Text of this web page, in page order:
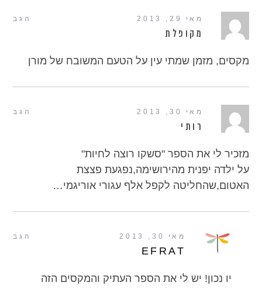
הגב מאי 29, 2013
מקופלת
מקסים, מזמן שמתי עין על הטעם המשובח של מורן
הגב מאי 30, 2013
רותי
מזכיר לי את הספר "סשקו רוצה לחיות"
על ילדה יפנית מהירושימה,נפגעת פצצת
האטום,שהחליטה לקפל אלף עגורי אוריגמי…
הגב מאי 30, 2013
EFRAT
יו נכון! יש לי את הספר העתיק והמקסים הזה